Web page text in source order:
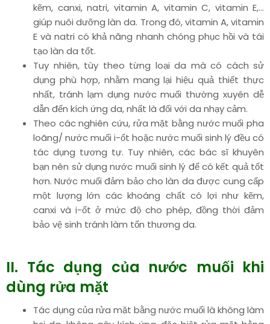
kẽm, canxi, natri, vitamin A, vitamin C, vitamin E,…
giúp nuôi dưỡng làn da. Trong đó, vitamin A, vitamin
E và natri có khả năng nhanh chóng phục hồi và tái
tạo làn da tốt.
Tuy nhiên, tùy theo từng loại da mà có cách sử
dụng phù hợp, nhằm mang lại hiệu quả thiết thực
nhất, tránh lạm dụng nước muối thường xuyên dễ
dẫn đến kích ứng da, nhất là đối với da nhạy cảm.
Theo các nghiên cứu, rửa mặt bằng nước muối pha
loãng/ nước muối i-ốt hoặc nước muối sinh lý đều có
tác dụng tương tự. Tuy nhiên, các bác sĩ khuyên
bạn nên sử dụng nước muối sinh lý để có kết quả tốt
hơn. Nước muối đảm bảo cho làn da được cung cấp
một lượng lớn các khoáng chất có lợi như kẽm,
canxi và i-ốt ở mức độ cho phép, đồng thời đảm
bảo vệ sinh tránh làm tổn thương da.
II. Tác dụng của nước muối khi
dùng rửa mặt
Tác dụng của rửa mặt bằng nước muối là không làm